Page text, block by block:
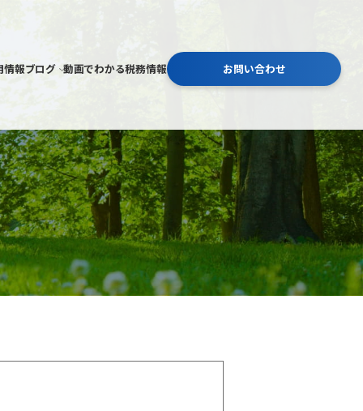
情報ブログ 動画でわかる税務情報 お問い合わせ